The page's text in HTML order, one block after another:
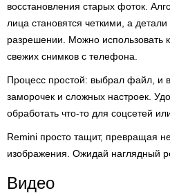
восстановления старых фоток.
лица становятся четкими, а
разрешении. Можно использовать
свежих снимков с телефона.
Процесс простой: выбрал файл, и
заморочек и сложных настроек.
обработать что-то для соцсетей
Remini просто тащит, превращая
изображения. Ожидай наглядный
Видео